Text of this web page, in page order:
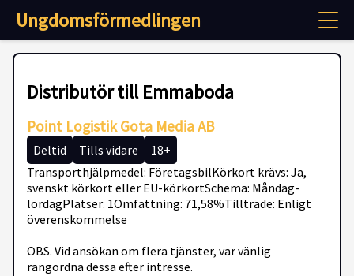
Ungdomsförmedlingen
Distributör till Emmaboda
Point Logistik Gota Media AB
Deltid Tills vidare
18+
Transporthjälpmedel: FöretagsbilKörkort krävs: Ja,
svenskt körkort eller EU-körkortSchema: Måndag-
lördagPlatser: 1Omfattning: 71,58%Tillträde: Enligt
överenskommelse
OBS. Vid ansökan om flera tjänster, var vänlig
rangordna dessa efter intresse.